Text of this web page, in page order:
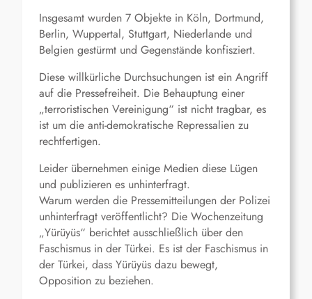
Insgesamt wurden 7 Objekte in Köln, Dortmund,
Berlin, Wuppertal, Stuttgart, Niederlande und
Belgien gestürmt und Gegenstände konfisziert.
Diese willkürliche Durchsuchungen ist ein Angriff
auf die Pressefreiheit. Die Behauptung einer
„terroristischen Vereinigung“ ist nicht tragbar, es
ist um die anti-demokratische Repressalien zu
rechtfertigen.
Leider übernehmen einige Medien diese Lügen
und publizieren es unhinterfragt.
Warum werden die Pressemitteilungen der Polizei
unhinterfragt veröffentlicht? Die Wochenzeitung
„Yürüyüs“ berichtet ausschließlich über den
Faschismus in der Türkei. Es ist der Faschismus in
der Türkei, dass Yürüyüs dazu bewegt,
Opposition zu beziehen.